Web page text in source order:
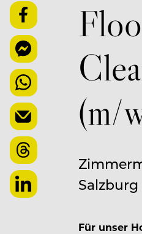
(m/
Salzburg
Für unser